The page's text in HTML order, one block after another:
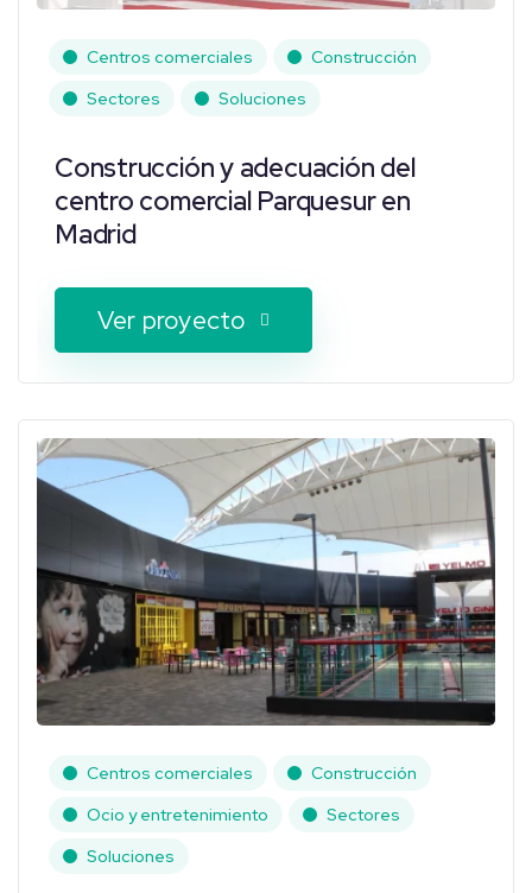
Centros comerciales
Construcción
Sectores
Soluciones
Construcción y adecuación del
centro comercial Parquesur en
Madrid
Ver proyecto
Centros comerciales
Construcción
Ocio y entretenimiento
Sectores
Soluciones